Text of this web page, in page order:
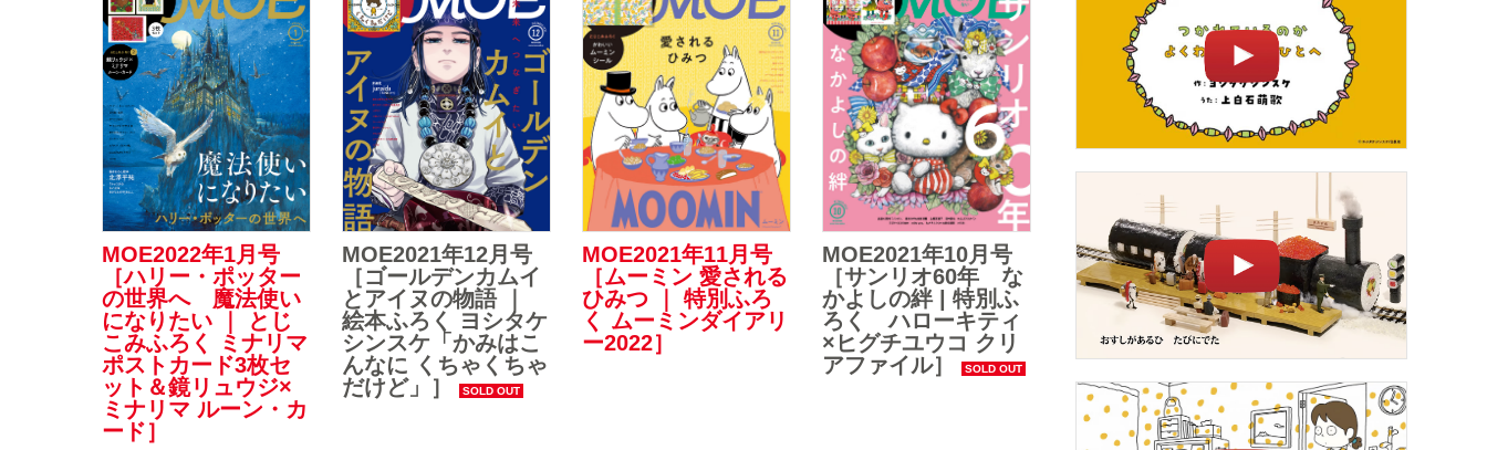
MOE2022年1月号
［ハリー・ポッター
の世界へ 魔法使い
になりたい ｜ とじ
こみふろく ミナリマ
ポストカード3枚セ
ット＆鏡リュウジ×
ミナリマ ルーン・カ
ード］
MOE2021年12月号
［ゴールデンカムイ
とアイヌの物語 ｜
絵本ふろく ヨシタケ
シンスケ「かみはこ
んなに くちゃくちゃ
だけど」］
MOE2021年11月号
［ムーミン 愛される
ひみつ ｜ 特別ふろ
く ムーミンダイアリ
ー2022］
MOE2021年10月号
［サンリオ60年 な
かよしの絆 | 特別ふ
ろく ハローキティ
×ヒグチユウコ クリ
アファイル］